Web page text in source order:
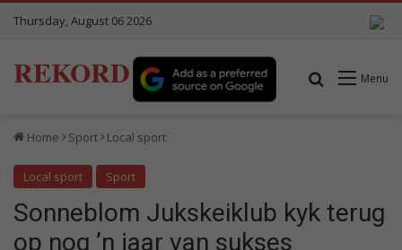
Thursday, August 06 2026
REKORD Menu
Search for
Home Sport Local sport
Local sport Sport
Sonneblom Jukskeiklub kyk terug
op nog ’n jaar van sukses